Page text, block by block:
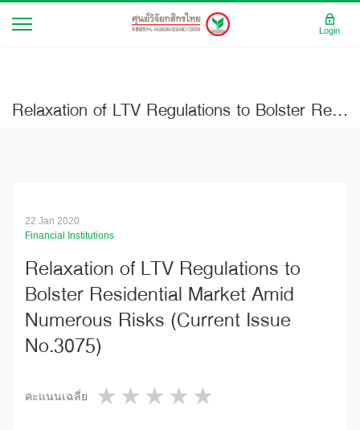
Relaxation of LTV Regulations to Bolster Residential Market Amid Numerous Risks (Current Issue No.3075)
22 Jan 2020
Financial Institutions
Relaxation of LTV Regulations to
Bolster Residential Market Amid
Numerous Risks (Current Issue
No.3075)
คะแนนเฉลี่ย 4 stars
3 stars
2 stars
1 star
Login